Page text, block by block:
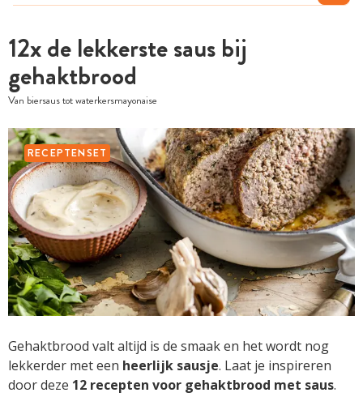
12x de lekkerste saus bij
gehaktbrood
Van biersaus tot waterkersmayonaise
RECEPTENSET
Gehaktbrood valt altijd is de smaak en het wordt nog
lekkerder met een heerlijk sausje. Laat je inspireren
door deze 12 recepten voor gehaktbrood met saus.